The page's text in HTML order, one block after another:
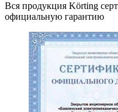
Вся продукция Körting
официальную гарантию